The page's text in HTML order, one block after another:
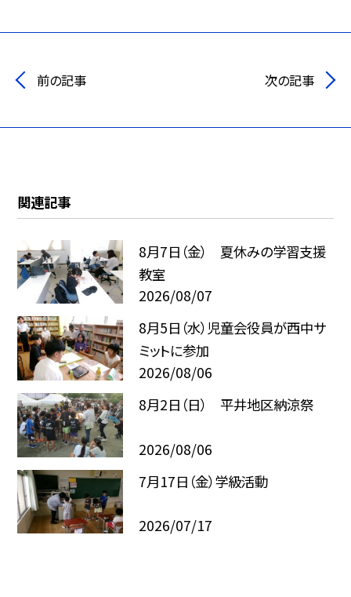
前の記事 次の記事
関連記事
8月7日（金） 夏休みの学習支援
教室
2026/08/07
8月5日（水）児童会役員が西中サ
ミットに参加
2026/08/06
8月2日（日） 平井地区納涼祭
2026/08/06
7月17日（金）学級活動
2026/07/17